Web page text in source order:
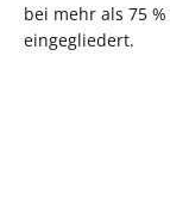
bei mehr als 75
eingegliedert.